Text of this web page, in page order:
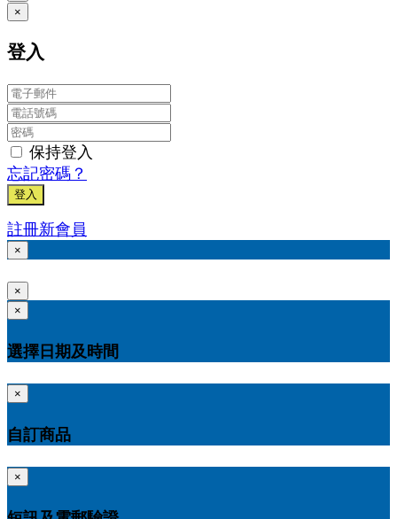
×
登入
保持登入
忘記密碼？
登入
註冊新會員
×
×
×
選擇日期及時間
×
自訂商品
×